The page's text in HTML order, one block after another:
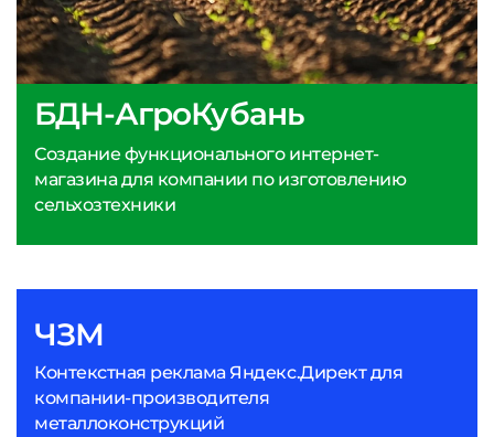
БДН-АгроКубань
Создание функционального интернет-
магазина для компании по изготовлению
сельхозтехники
ЧЗМ
Контекстная реклама Яндекс.Директ для
компании-производителя
металлоконструкций